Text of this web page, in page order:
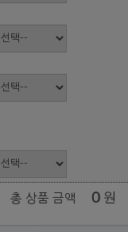
총 상품 금액 0 원